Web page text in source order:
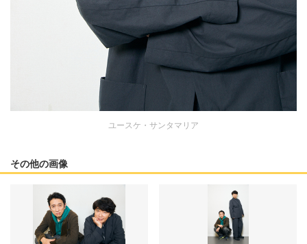
ユースケ・サンタマリア
その他の画像